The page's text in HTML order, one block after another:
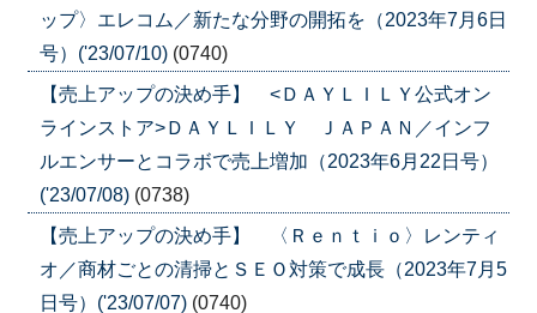
ップ〉エレコム／新たな分野の開拓を（2023年7月6日
号）('23/07/10) (0740)
【売上アップの決め手】 <ＤＡＹＬＩＬＹ公式オン
ラインストア>ＤＡＹＬＩＬＹ ＪＡＰＡＮ／インフ
ルエンサーとコラボで売上増加（2023年6月22日号）
('23/07/08) (0738)
【売上アップの決め手】 〈Ｒｅｎｔｉｏ〉レンティ
オ／商材ごとの清掃とＳＥＯ対策で成長（2023年7月5
日号）('23/07/07) (0740)